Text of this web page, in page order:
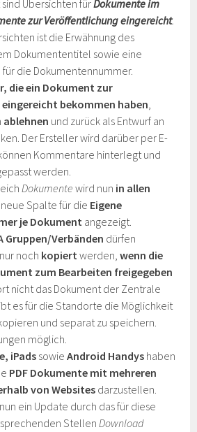
Übersichten fürDokumente im
zur Veröffentlichung eingereicht.
ist die Erwähnung des
Dokumententitel sowie eine
die Dokumentennummer.
die ein Dokument zur
bekommen haben,
ablehnen und zurück als Entwurf an
Der Ersteller wird darüber per E-
Kommentare hinterlegt und
werden.
Dokumente wird nun in allen
Spalte für die Eigene
je Dokument angezeigt.
Gruppen/Verbänden dürfen
noch kopiertwerden,wenn die
zum Bearbeiten freigegeben
nicht das Dokument der Zentrale
es für die Standorte die Möglichkeit
und separat zu speichern.
möglich.
iPadssowieAndroid Handys haben
PDF Dokumente mit mehreren
von Websites darzustellen.
ein Update durch das für diese
StellenDownload